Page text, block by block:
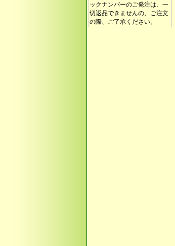
ックナンバーのご発注は、一
切返品できませんの、ご注文
の際、ご了承ください。